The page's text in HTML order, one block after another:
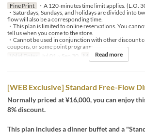
Fine Print
・A 120-minutes time limit applies. (L.O.
・Saturdays, Sundays, and holidays are divided into
flow will also be a corresponding time.
・This plan is limited to online reservations. You
tell us when you come to the store.
・Cannot be used in conjunction with other discount
coupons, or some point programs.
Valid Dates
Jul 01 ~ Sep 30 Meals Lunch
Read more
[WEB Exclusive] Standard Free-Flow
Normally priced at ¥16,000, you can enjoy
8% discount.
This plan includes a dinner buffet and a